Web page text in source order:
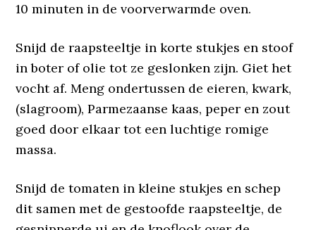
10 minuten in de voorverwarmde oven.
Snijd de raapsteeltje in korte stukjes en stoof
in boter of olie tot ze geslonken zijn. Giet het
vocht af. Meng ondertussen de eieren, kwark,
(slagroom), Parmezaanse kaas, peper en zout
goed door elkaar tot een luchtige romige
massa.
Snijd de tomaten in kleine stukjes en schep
dit samen met de gestoofde raapsteeltje, de